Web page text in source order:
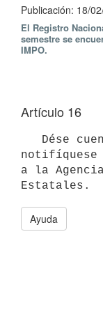
Publicación: 18/
El Registro
semestre se
IMPO.
Artículo 16
notifíquese
a la Agencia
Ayuda